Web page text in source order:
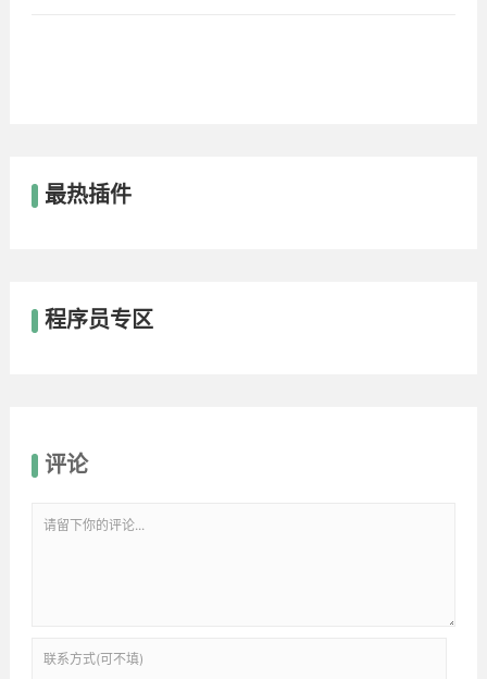
最热插件
程序员专区
评论